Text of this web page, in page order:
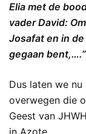
Elia met de
vader David:
Josafat en in
gegaan bent,….”
Dus laten we
overwegen die
Geest van